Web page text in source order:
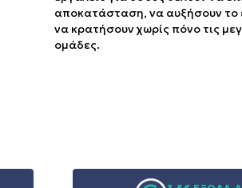
αποκατάσταση, να αυξήσουν το
να κρατήσουν χωρίς πόνο τις
ομάδες.